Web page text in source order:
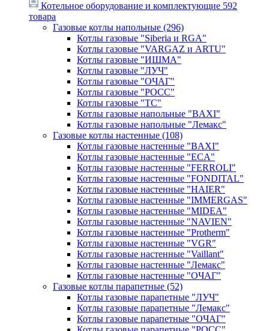
Котельное оборудование и комплектующие 592
товара
Газовые котлы напольные (296)
Котлы газовые "Siberia и RGA"
Котлы газовые "VARGAZ и ARTU"
Котлы газовые "ИШМА"
Котлы газовые "ЛУЧ"
Котлы газовые "ОЧАГ"
Котлы газовые "РОСС"
Котлы газовые "ТС"
Котлы газовые напольные "BAXI"
Котлы газовые напольные "Лемакс"
Газовые котлы настенные (108)
Котлы газовые настенные "BAXI"
Котлы газовые настенные "ECA"
Котлы газовые настенные "FERROLI"
Котлы газовые настенные "FONDITAL"
Котлы газовые настенные "HAIER"
Котлы газовые настенные "IMMERGAS"
Котлы газовые настенные "MIDEA"
Котлы газовые настенные "NAVIEN"
Котлы газовые настенные "Protherm"
Котлы газовые настенные "VGR"
Котлы газовые настенные "Vaillant"
Котлы газовые настенные "Лемакс"
Котлы газовые настенные "ОЧАГ"
Газовые котлы парапетные (52)
Котлы газовые парапетные "ЛУЧ"
Котлы газовые парапетные "Лемакс"
Котлы газовые парапетные "ОЧАГ"